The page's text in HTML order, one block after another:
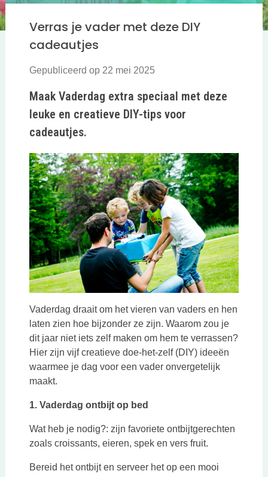
Verras je vader met deze DIY
cadeautjes
Gepubliceerd op 22 mei 2025
Maak Vaderdag extra speciaal met deze
leuke en creatieve DIY-tips voor
cadeautjes.
Vaderdag draait om het vieren van vaders en hen
laten zien hoe bijzonder ze zijn. Waarom zou je
dit jaar niet iets zelf maken om hem te verrassen?
Hier zijn vijf creatieve doe-het-zelf (DIY) ideeën
waarmee je dag voor een vader onvergetelijk
maakt.
1. Vaderdag ontbijt op bed
Wat heb je nodig?: zijn favoriete ontbijtgerechten
zoals croissants, eieren, spek en vers fruit.
Bereid het ontbijt en serveer het op een mooi